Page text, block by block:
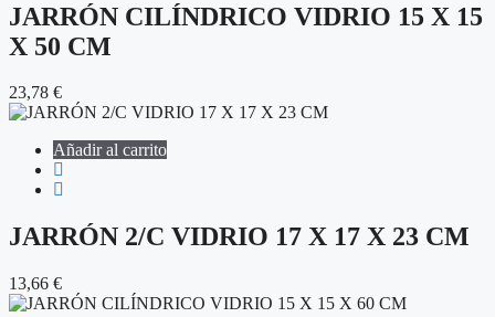
JARRÓN CILÍNDRICO VIDRIO 15 X 15
X 50 CM
23,78 €
Añadir al carrito
JARRÓN 2/C VIDRIO 17 X 17 X 23 CM
13,66 €